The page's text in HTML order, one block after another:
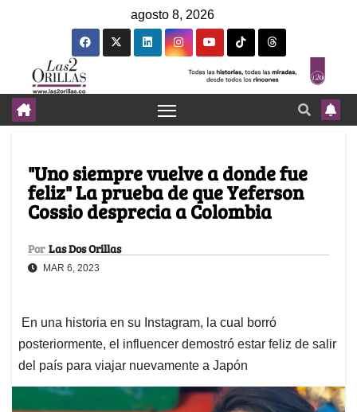
agosto 8, 2026
"Uno siempre vuelve a donde fue
feliz" La prueba de que Yeferson
Cossio desprecia a Colombia
Por Las Dos Orillas
MAR 6, 2023
En una historia en su Instagram, la cual borró
posteriormente, el influencer demostró estar feliz de salir
del país para viajar nuevamente a Japón